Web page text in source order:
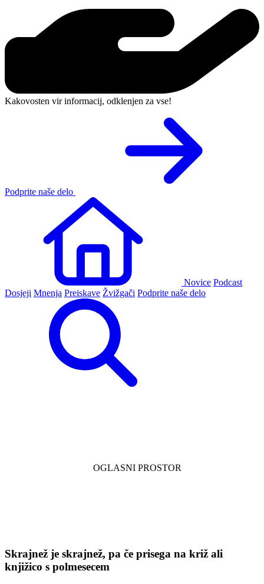
Kakovosten vir informacij, odklenjen za vse!
Podprite naše delo
Novice Podcast
Dosjeji Mnenja Preiskave Žvižgači Podprite naše delo
Skrajnež je skrajnež, pa če prisega na križ ali
knjižico s polmesecem